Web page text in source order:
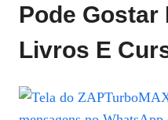
Pode Gostar
Livros E